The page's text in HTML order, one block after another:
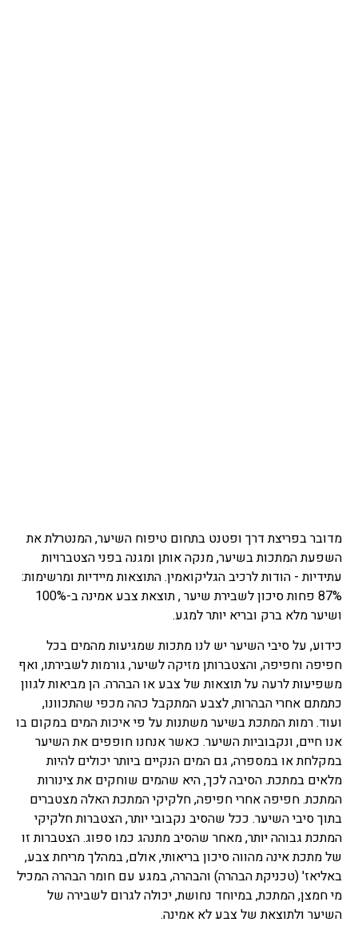
מדובר בפריצת דרך ופטנט בתחום טיפוח השיער, המנטרלת את
השפעת המתכות בשיער, מנקה אותן ומגנה בפני הצטברויות
עתידיות - הודות לרכיב הגליקואמין. התוצאות מיידיות ומרשימות:
87% פחות סיכון לשבירת שיער , תוצאת צבע אמינה ב-100%
ושיער מלא ברק ובריא יותר למגע.
כידוע, על סיבי השיער יש לנו מתכות שמגיעות מהמים בכל
חפיפה וחפיפה, והצטברותן מזיקה לשיער, גורמות לשבירתו, ואף
משפיעות לרעה על תוצאות של צבע או הבהרה. הן מביאות לגוון
כתמתם אחרי הבהרות, לצבע המתקבל כהה מכפי שהתכוונו,
ועוד. רמות המתכת בשיער משתנות על פי איכות המים במקום בו
אנו חיים, ונקבוביות השיער. כאשר אנחנו חופפים את השיער
במקלחת או במספרה, גם המים הנקיים ביותר יכולים להיות
מלאים במתכת. הסיבה לכך, היא שהמים שוחקים את צינורות
המתכת. חפיפה אחרי חפיפה, חלקיקי המתכת האלה מצטברים
בתוך סיבי השיער. ככל שהסיב נקבובי יותר, הצטברות חלקיקי
המתכת גבוהה יותר, מאחר שהסיב מתנהג כמו ספוג. הצטברות זו
של מתכת אינה מהווה סיכון בריאותי, אולם, במהלך מריחת צבע,
באליאז' (טכניקת הבהרה) והבהרה, במגע עם חומר הבהרה המכיל
מי חמצן, המתכת, במיוחד נחושת, יכולה לגרום לשבירה של
השיער ולתוצאת של צבע לא אמינה.